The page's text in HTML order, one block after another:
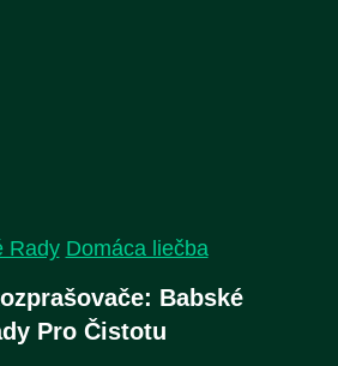
Rady Domáca liečba
Babské
Pro Čistotu